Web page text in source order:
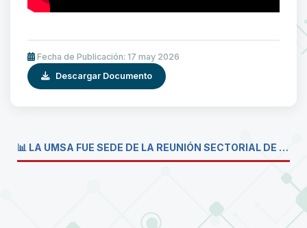
Fecha de Publicación: 17 may 2026
Descargar Documento
📊 LA UMSA FUE SEDE DE LA REUNIÓN SECTORIAL DE CARRERAS DE ECONOMÍA DEL SISTEMA DE LA UNIVERSIDAD BOLIVIANA💼